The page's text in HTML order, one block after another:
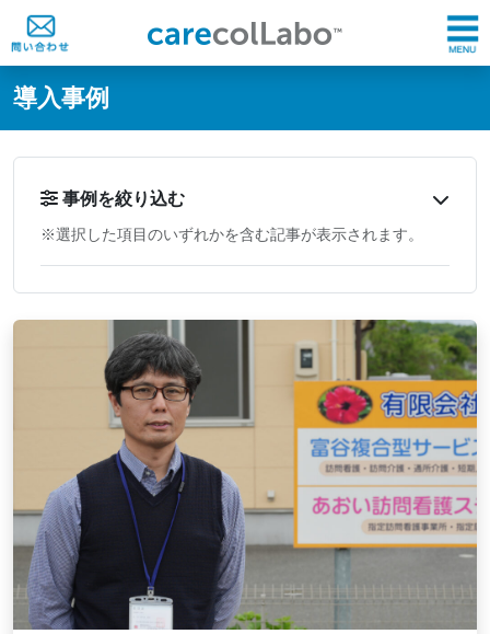
@ -0,0 +1,60 @@
導入事例
事例を絞り込む
※選択した項目のいずれかを含む記事が表示されます。